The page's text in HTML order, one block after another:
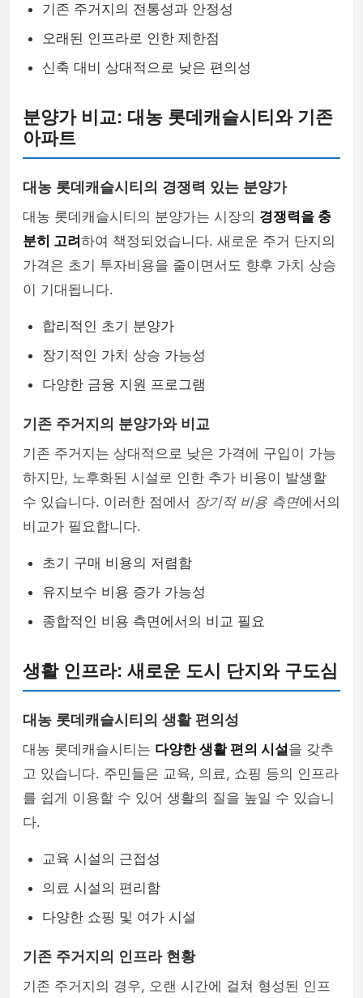
기존 주거지의 전통성과 안정성
오래된 인프라로 인한 제한점
신축 대비 상대적으로 낮은 편의성
분양가 비교: 대농 롯데캐슬시티와 기존
아파트
대농 롯데캐슬시티의 경쟁력 있는 분양가
대농 롯데캐슬시티의 분양가는 시장의 경쟁력을 충
분히 고려하여 책정되었습니다. 새로운 주거 단지의
가격은 초기 투자비용을 줄이면서도 향후 가치 상승
이 기대됩니다.
합리적인 초기 분양가
장기적인 가치 상승 가능성
다양한 금융 지원 프로그램
기존 주거지의 분양가와 비교
기존 주거지는 상대적으로 낮은 가격에 구입이 가능
하지만, 노후화된 시설로 인한 추가 비용이 발생할
수 있습니다. 이러한 점에서 장기적 비용 측면에서의
비교가 필요합니다.
초기 구매 비용의 저렴함
유지보수 비용 증가 가능성
종합적인 비용 측면에서의 비교 필요
생활 인프라: 새로운 도시 단지와 구도심
대농 롯데캐슬시티의 생활 편의성
대농 롯데캐슬시티는 다양한 생활 편의 시설을 갖추
고 있습니다. 주민들은 교육, 의료, 쇼핑 등의 인프라
를 쉽게 이용할 수 있어 생활의 질을 높일 수 있습니
다.
교육 시설의 근접성
의료 시설의 편리함
다양한 쇼핑 및 여가 시설
기존 주거지의 인프라 현황
기존 주거지의 경우, 오랜 시간에 걸쳐 형성된 인프